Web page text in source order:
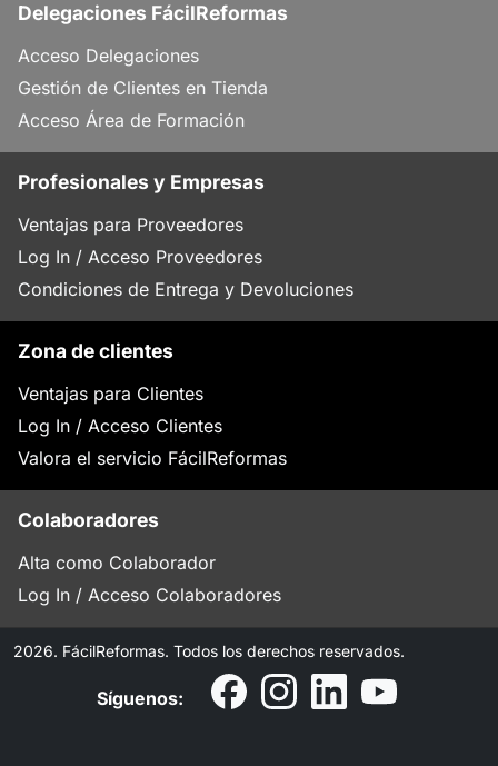
Delegaciones FácilReformas
Acceso Delegaciones
Gestión de Clientes en Tienda
Acceso Área de Formación
Profesionales y Empresas
Ventajas para Proveedores
Log In / Acceso Proveedores
Condiciones de Entrega y Devoluciones
Zona de clientes
Ventajas para Clientes
Log In / Acceso Clientes
Valora el servicio FácilReformas
Colaboradores
Alta como Colaborador
Log In / Acceso Colaboradores
2026. FácilReformas. Todos los derechos reservados.
Síguenos: